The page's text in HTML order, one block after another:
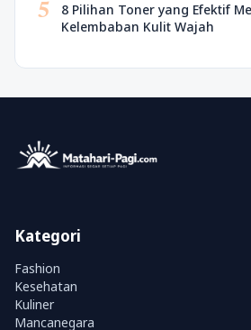
5
8 Pilihan Toner yang Efektif
Kelembaban Kulit Wajah
Kategori
Fashion
Kesehatan
Kuliner
Mancanegara